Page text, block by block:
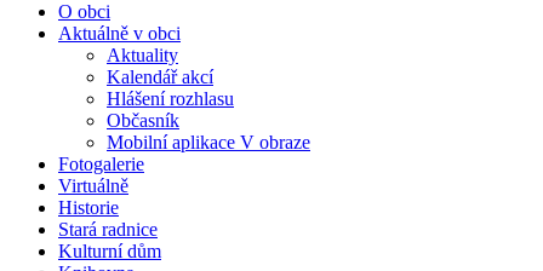
O obci
Aktuálně v obci
Aktuality
Kalendář akcí
Hlášení rozhlasu
Občasník
Mobilní aplikace V obraze
Fotogalerie
Virtuálně
Historie
Stará radnice
Kulturní dům